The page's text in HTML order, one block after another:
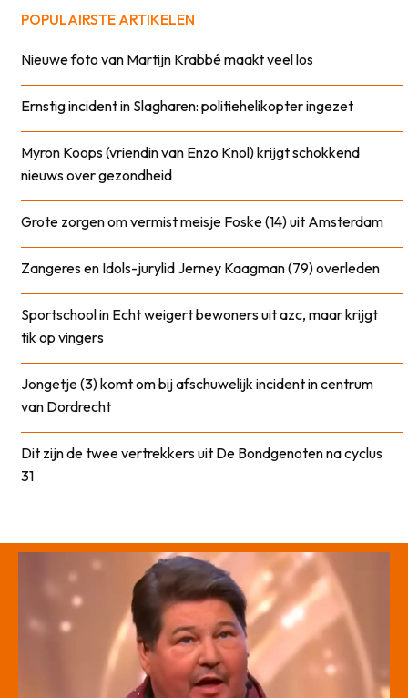
POPULAIRSTE ARTIKELEN
Nieuwe foto van Martijn Krabbé maakt veel los
Ernstig incident in Slagharen: politiehelikopter ingezet
Myron Koops (vriendin van Enzo Knol) krijgt schokkend
nieuws over gezondheid
Grote zorgen om vermist meisje Foske (14) uit Amsterdam
Zangeres en Idols-jurylid Jerney Kaagman (79) overleden
Sportschool in Echt weigert bewoners uit azc, maar krijgt
tik op vingers
Jongetje (3) komt om bij afschuwelijk incident in centrum
van Dordrecht
Dit zijn de twee vertrekkers uit De Bondgenoten na cyclus
31